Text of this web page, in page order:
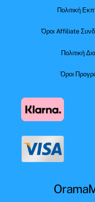
Πολιτική
Όροι Affiliate
Πολιτική
Όροι